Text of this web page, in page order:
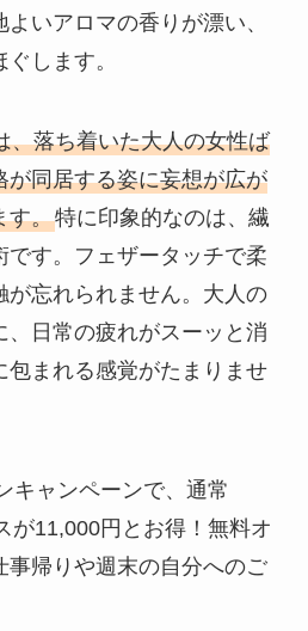
いアロマの香りが漂い、
します。
、落ち着いた大人の女性ば
が同居する姿に妄想が広が
す。特に印象的なのは、繊
です。フェザータッチで柔
が忘れられません。大人の
、日常の疲れがスーッと消
包まれる感覚がたまりませ
キャンペーンで、通常
が11,000円とお得！無料オ
事帰りや週末の自分へのご